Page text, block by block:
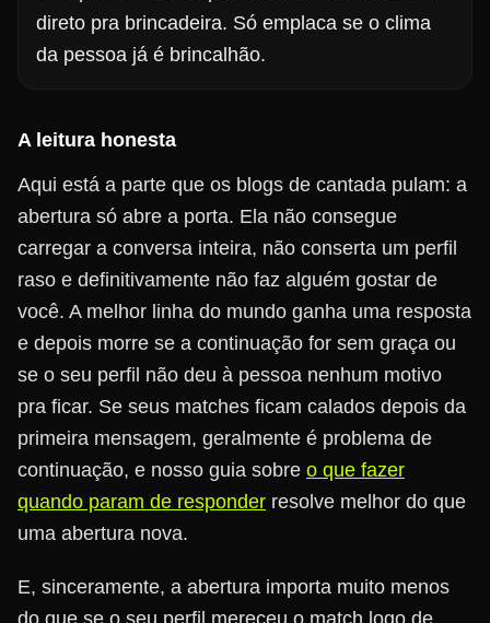
direto pra brincadeira. Só emplaca se o clima
da pessoa já é brincalhão.
A leitura honesta
Aqui está a parte que os blogs de cantada pulam: a
abertura só abre a porta. Ela não consegue
carregar a conversa inteira, não conserta um perfil
raso e definitivamente não faz alguém gostar de
você. A melhor linha do mundo ganha uma resposta
e depois morre se a continuação for sem graça ou
se o seu perfil não deu à pessoa nenhum motivo
pra ficar. Se seus matches ficam calados depois da
primeira mensagem, geralmente é problema de
continuação, e nosso guia sobre o que fazer
quando param de responder resolve melhor do que
uma abertura nova.
E, sinceramente, a abertura importa muito menos
do que se o seu perfil mereceu o match logo de